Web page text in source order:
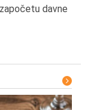
davne